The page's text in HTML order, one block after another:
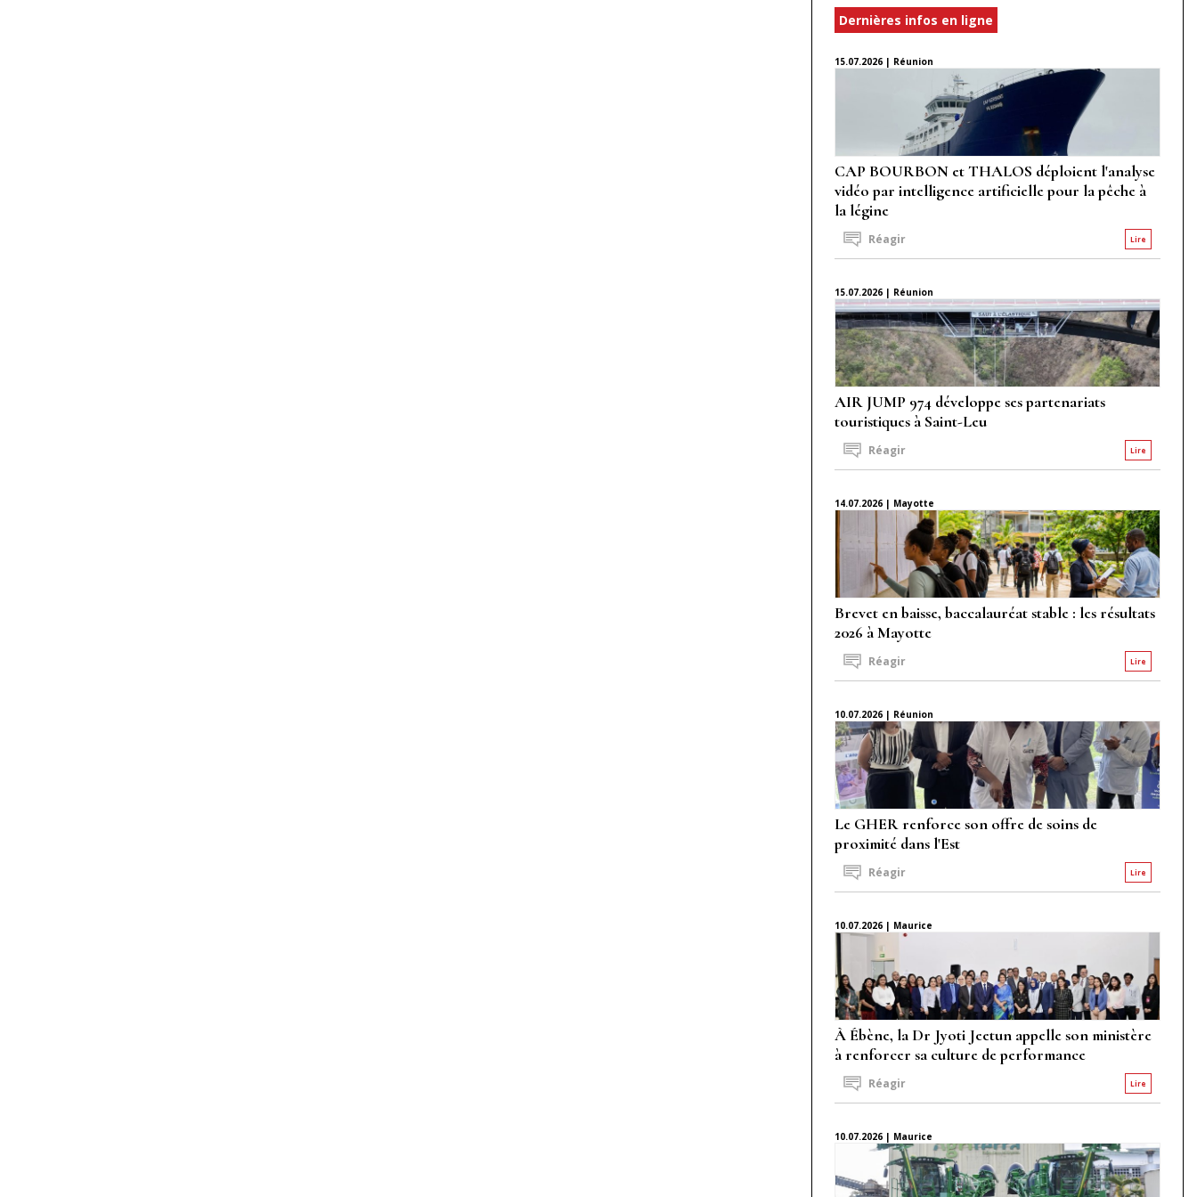
Dernières infos en ligne
15.07.2026 | Réunion
CAP BOURBON et THALOS déploient l'analyse
vidéo par intelligence artificielle pour la pêche à
la légine
Lire
Réagir
15.07.2026 | Réunion
AIR JUMP 974 développe ses partenariats
touristiques à Saint-Leu
Lire
Réagir
14.07.2026 | Mayotte
Brevet en baisse, baccalauréat stable : les résultats
2026 à Mayotte
Lire
Réagir
10.07.2026 | Réunion
Le GHER renforce son offre de soins de
proximité dans l'Est
Lire
Réagir
10.07.2026 | Maurice
À Ébène, la Dr Jyoti Jeetun appelle son ministère
à renforcer sa culture de performance
Lire
Réagir
10.07.2026 | Maurice